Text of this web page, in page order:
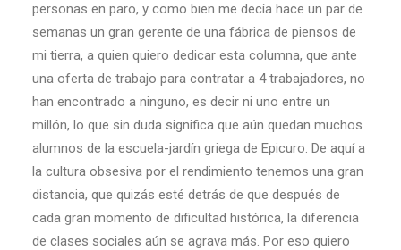
personas en paro, y como bien me decía hace un par de
semanas un gran gerente de una fábrica de piensos de
mi tierra, a quien quiero dedicar esta columna, que ante
una oferta de trabajo para contratar a 4 trabajadores, no
han encontrado a ninguno, es decir ni uno entre un
millón, lo que sin duda significa que aún quedan muchos
alumnos de la escuela-jardín griega de Epicuro. De aquí a
la cultura obsesiva por el rendimiento tenemos una gran
distancia, que quizás esté detrás de que después de
cada gran momento de dificultad histórica, la diferencia
de clases sociales aún se agrava más. Por eso quiero